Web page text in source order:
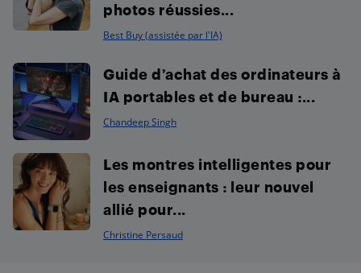
photos réussies...
Best Buy (assistée par l'IA)
Guide d’achat des ordinateurs à
IA portables et de bureau :...
Chandeep Singh
Les montres intelligentes pour
les enseignants : leur nouvel
allié pour...
Christine Persaud